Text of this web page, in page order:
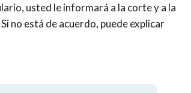
usted le informará a la corte y a la
no está de acuerdo, puede explicar